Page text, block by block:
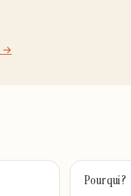
→
Pour qui ?